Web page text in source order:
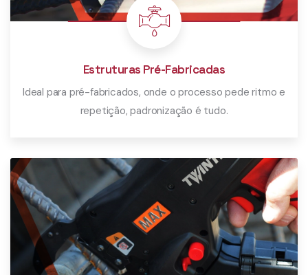
Estruturas Pré-Fabricadas
Ideal para pré-fabricados, onde o processo pede ritmo e
repetição, padronização é tudo.
Saiba Mais